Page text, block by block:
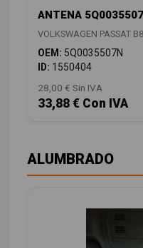
ANTENA
VOLKSWAGEN PASSAT
OEM: 5Q0035507N
ID: 1550404
28,00 € Sin IVA
33,88 € Con IVA
ALUMBRADO